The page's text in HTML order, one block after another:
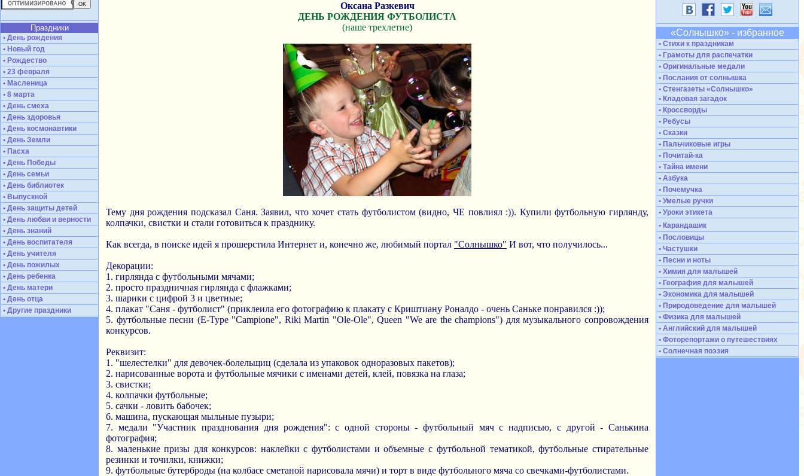
Праздники
• День рождения
• Новый год
• Рождество
• 23 февраля
• Масленица
• 8 марта
• День смеха
• День здоровья
• День космонавтики
• День Земли
• Пасха
• День Победы
• День семьи
• День библиотек
• Выпускной
• День защиты детей
• День любви и верности
• День знаний
• День воспитателя
• День учителя
• День пожилых
• День ребенка
• День матери
• День отца
• Другие праздники
Оксана Разкевич
ДЕНЬ РОЖДЕНИЯ ФУТБОЛИСТА
(наше трехлетие)
Тему дня рождения подсказал Саня. Заявил, что хочет стать футболистом (видно, ЧЕ повлиял :)). Купили футбольную гирлянду,
колпачки, свистки и стали готовиться к празднику.
Как всегда, в поиске идей я прошерстила Интернет и, конечно же, любимый портал "Солнышко" И вот, что получилось...
Декорации:
1. гирлянда с футбольными мячами;
2. просто праздничная гирлянда с флажками;
3. шарики с цифрой 3 и цветные;
4. плакат "Саня - футболист" (приклеила его фотографию к плакату с Криштиану Роналдо - очень Саньке понравился :));
5. футбольные песни (E-Type "Campione", Riki Martin "Ole-Ole", Queen "We are the champions") для музыкального сопровождения
конкурсов.
Реквизит:
1. "шелестелки" для девочек-болельщиц (сделала из упаковок одноразовых пакетов);
2. нарисованные ворота и футбольные мячики с именами детей, клей, повязка на глаза;
3. свистки;
4. колпачки футбольные;
5. сачки - ловить бабочек;
6. машина, пускающая мыльные пузыри;
7. медали "Участник празднования дня рождения": с одной стороны - футбольный мяч с надписью, с другой - Санькина
фотография;
8. маленькие призы для конкурсов: наклейки с футболистами и объемные с футбольной тематикой, футбольные стирательные
резинки и точилки, книжки;
9. футбольные бутерброды (на колбасе сметаной нарисовала мячи) и торт в виде футбольного мяча со свечками-футболистами.
«Солнышко» - избранное
• Стихи к праздникам
• Грамоты для распечатки
• Оригинальные медали
• Послания от солнышка
• Стенгазеты «Солнышко»
• Кладовая загадок
• Кроссворды
• Ребусы
• Сказки
• Пальчиковые игры
• Почитай-ка
• Тайна имени
• Азбука
• Почемучка
• Умелые ручки
• Уроки этикета
• Карандашик
• Пословицы
• Частушки
• Песни и ноты
• Химия для малышей
• География для малышей
• Экономика для малышей
• Природоведение для малышей
• Физика для малышей
• Английский для малышей
• Фоторепортажи о путешествиях
• Солнечная поэзия